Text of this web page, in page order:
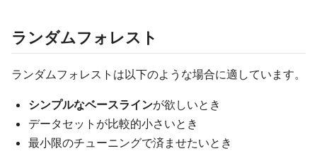
ランダムフォレスト
ランダムフォレストは以下のような場合に適しています。
シンプルなベースラインが欲しいとき
データセットが比較的小さいとき
最小限のチューニングで済ませたいとき